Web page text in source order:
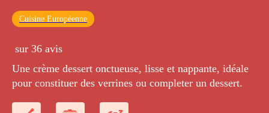
Cuisine Européenne
sur 36 avis
Une crème dessert onctueuse, lisse et nappante, idéale
pour constituer des verrines ou completer un dessert.